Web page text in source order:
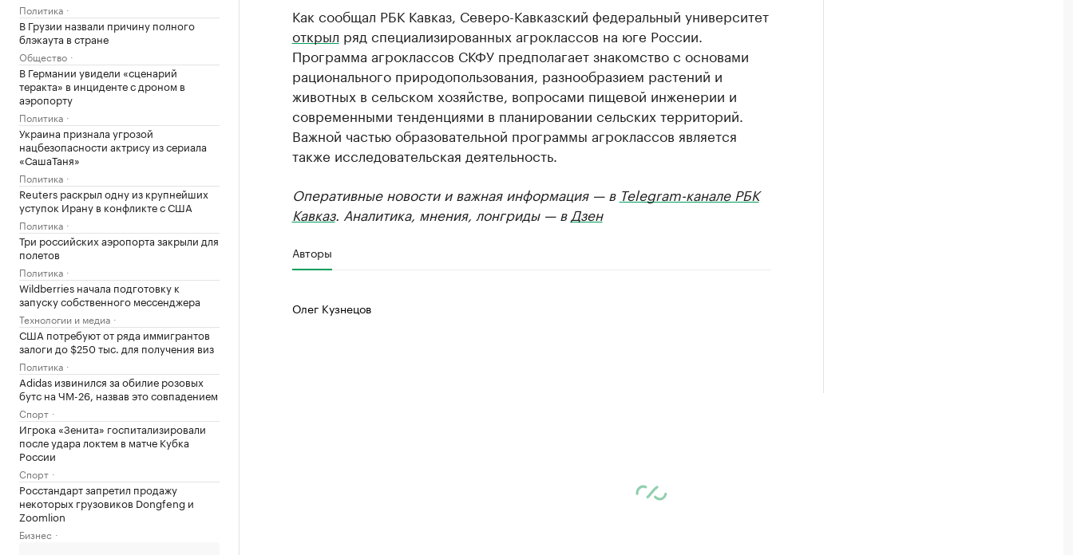
Политика
В Грузии назвали причину полного
блэкаута в стране
Общество
В Германии увидели «сценарий
теракта» в инциденте с дроном в
аэропорту
Политика
Украина признала угрозой
нацбезопасности актрису из сериала
«СашаТаня»
Политика
Reuters раскрыл одну из крупнейших
уступок Ирану в конфликте с США
Политика
Три российских аэропорта закрыли для
полетов
Политика
Wildberries начала подготовку к
запуску собственного мессенджера
Технологии и медиа
США потребуют от ряда иммигрантов
залоги до $250 тыс. для получения виз
Политика
Adidas извинился за обилие розовых
бутс на ЧМ-26, назвав это совпадением
Спорт
Игрока «Зенита» госпитализировали
после удара локтем в матче Кубка
России
Спорт
Росстандарт запретил продажу
некоторых грузовиков Dongfeng и
Zoomlion
Бизнес
Как сообщал РБК Кавказ, Северо-Кавказский федеральный университет
открыл ряд специализированных агроклассов на юге России.
Программа агроклассов СКФУ предполагает знакомство с основами
рационального природопользования, разнообразием растений и
животных в сельском хозяйстве, вопросами пищевой инженерии и
современными тенденциями в планировании сельских территорий.
Важной частью образовательной программы агроклассов является
также исследовательская деятельность.
Оперативные новости и важная информация — в Telegram-канале РБК
Кавказ. Аналитика, мнения, лонгриды — в Дзен
Авторы
Олег Кузнецов